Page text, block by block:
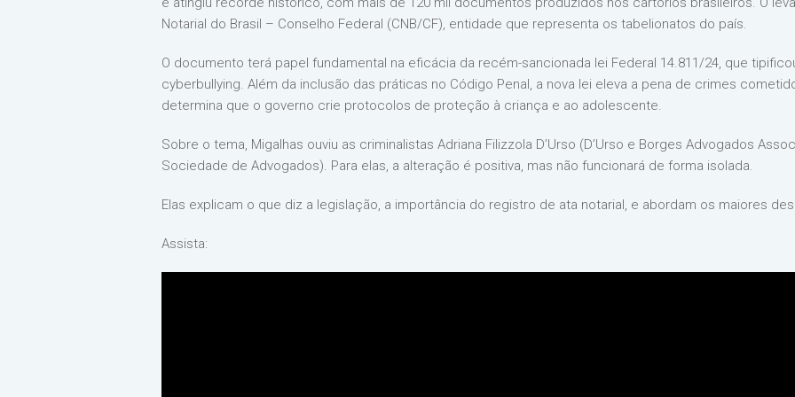
Notarial do Brasil – Conselho Federal (CNB/CF), entidade que representa os tabelionatos do país.
O documento terá papel fundamental na eficácia da recém-sancionada lei Federal 14.811/24, que
cyberbullying. Além da inclusão das práticas no Código Penal, a nova lei eleva a pena de crimes
determina que o governo crie protocolos de proteção à criança e ao adolescente.
Sobre o tema, Migalhas ouviu as criminalistas Adriana Filizzola D’Urso (D’Urso e Borges Advogados
Sociedade de Advogados). Para elas, a alteração é positiva, mas não funcionará de forma isolada.
Elas explicam o que diz a legislação, a importância do registro de ata notarial, e abordam os maiores
Assista: